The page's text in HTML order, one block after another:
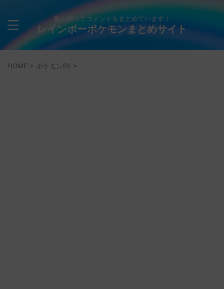
量に拘ってコメントをまとめています！
レインボーポケモンまとめサイト
HOME > ポケモンSV >